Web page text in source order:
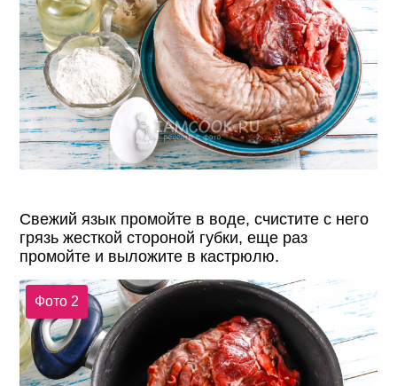
Свежий язык промойте в воде, счистите с него
грязь жесткой стороной губки, еще раз
промойте и выложите в кастрюлю.
Фото 2